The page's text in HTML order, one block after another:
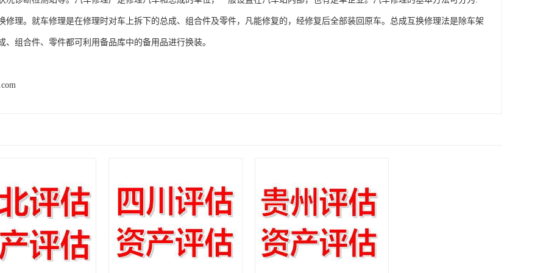
修理。就车修理是在修理时对车上拆下的总成、组合件及零件，凡能修复的，经修复后全部装回原车。总成互换修理法是除车架
、组合件、零件都可利用备品库中的备用品进行换装。